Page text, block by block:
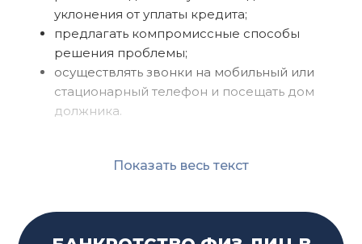
уклонения от уплаты кредита;
предлагать компромиссные способы
решения проблемы;
осуществлять звонки на мобильный или
стационарный телефон и посещать дом
должника.
КАКИХ ПРАВ ПО ЗАКОНУ НЕТ
Показать весь текст